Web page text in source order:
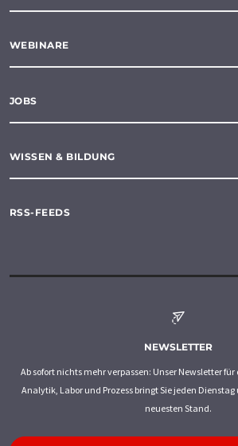
WEBINARE
JOBS
WISSEN & BILDUNG
RSS-FEEDS
NEWSLETTER
Ab sofort nichts mehr verpassen: Unser Newsletter
Analytik, Labor und Prozess bringt Sie jeden
neuesten Stand.